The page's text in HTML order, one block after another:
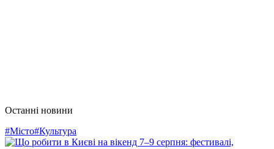
Останні новини
#Місто#Культура